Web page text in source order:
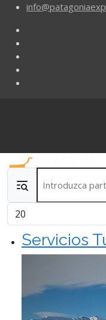
Cantidad
Servicios